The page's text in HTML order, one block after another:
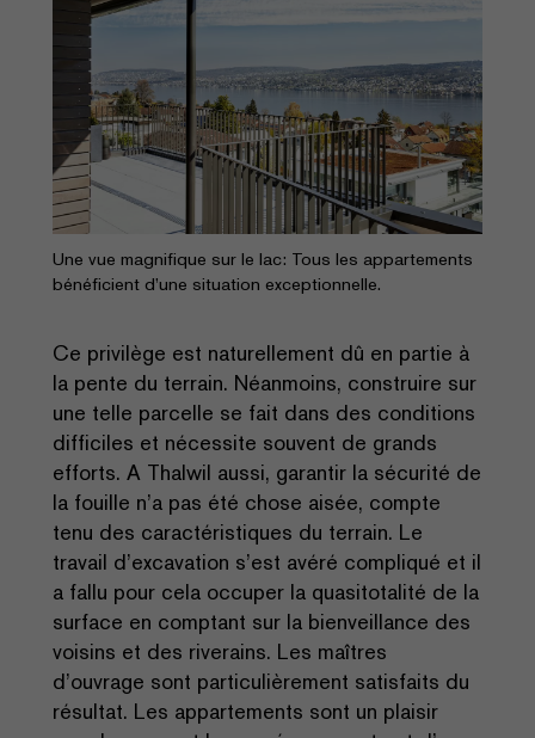
Une vue magnifique sur le lac: Tous les appartements
bénéficient d’une situation exceptionnelle.
Ce privilège est naturellement dû en partie à
la pente du terrain. Néanmoins, construire sur
une telle parcelle se fait dans des conditions
difficiles et nécessite souvent de grands
efforts. A Thalwil aussi, garantir la sécurité de
la fouille n’a pas été chose aisée, compte
tenu des caractéristiques du terrain. Le
travail d’excavation s’est avéré compliqué et il
a fallu pour cela occuper la quasitotalité de la
surface en comptant sur la bienveillance des
voisins et des riverains. Les maîtres
d’ouvrage sont particulièrement satisfaits du
résultat. Les appartements sont un plaisir